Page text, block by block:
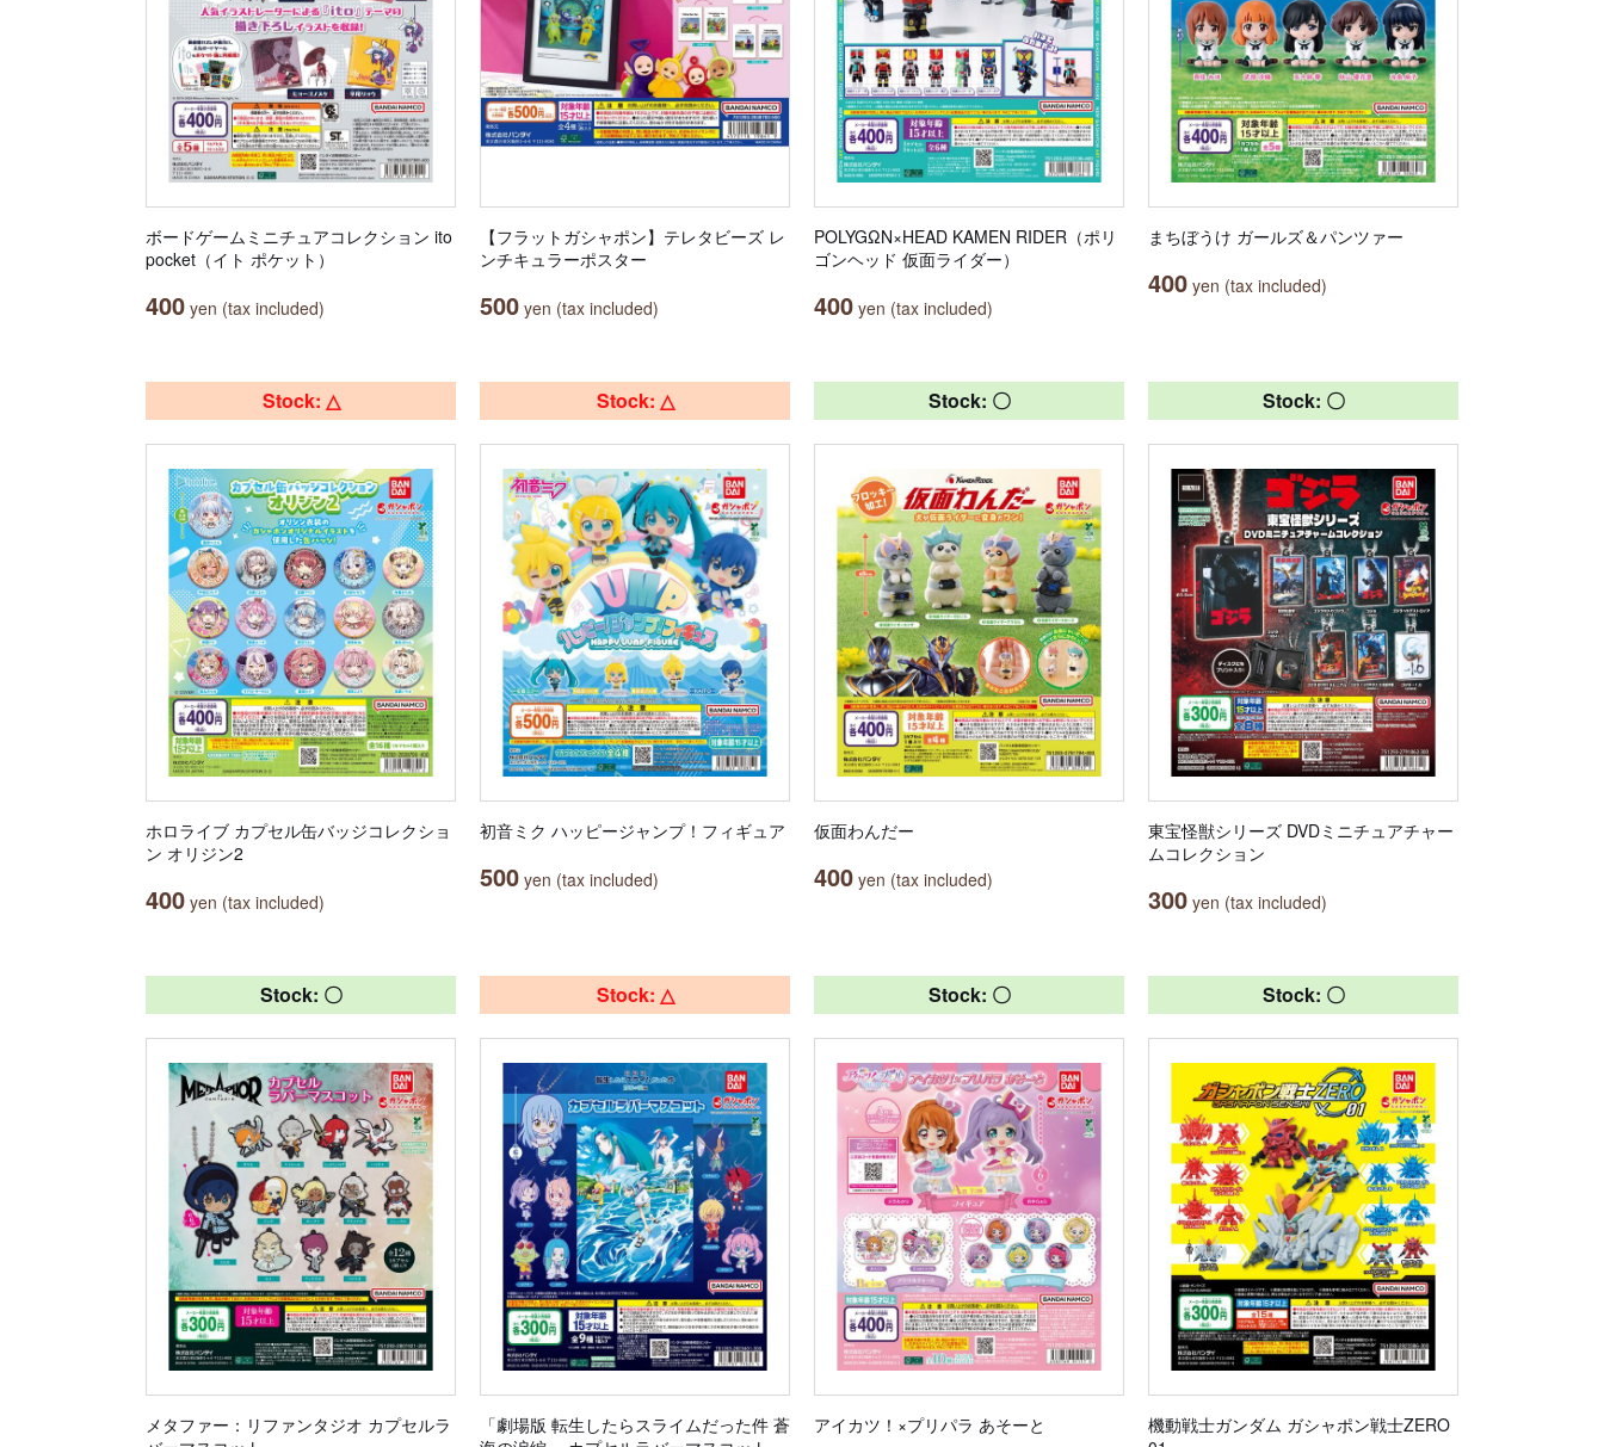
ボードゲームミニチュアコレクション ito
pocket（イト ポケット）
400 yen (tax included)
【フラットガシャポン】テレタビーズ レ
ンチキュラーポスター
500 yen (tax included)
POLYGΩN×HEAD KAMEN RIDER（ポリ
ゴンヘッド 仮面ライダー）
400 yen (tax included)
まちぼうけ ガールズ＆パンツァー
400 yen (tax included)
Stock: △
ホロライブ カプセル缶バッジコレクショ
ン オリジン2
400 yen (tax included)
Stock: △
初音ミク ハッピージャンプ！フィギュア
500 yen (tax included)
Stock: 〇
仮面わんだー
400 yen (tax included)
Stock: 〇
東宝怪獣シリーズ DVDミニチュアチャー
ムコレクション
300 yen (tax included)
Stock: 〇
メタファー：リファンタジオ カプセルラ
Stock: △
「劇場版 転生したらスライムだった件 蒼
Stock: 〇
アイカツ！×プリパラ あそーと
Stock: 〇
機動戦士ガンダム ガシャポン戦士ZERO